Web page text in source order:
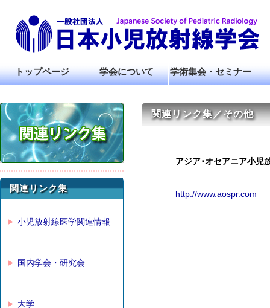
トップページ 学会について 学術集会・セミナー
関連リンク集
小児放射線医学関連情報
国内学会・研究会
大学
関連リンク集／その他
アジア･オセアニア小児
http://www.aospr.com